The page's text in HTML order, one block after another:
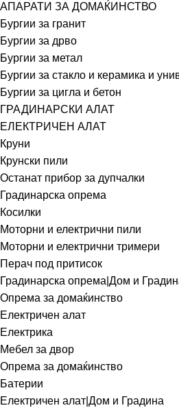
АПАРАТИ ЗА ДОМАЌИНСТВО
Бургии за гранит
Бургии за дрво
Бургии за метал
Бургии за стакло и керамика и
Бургии за цигла и бетон
ГРАДИНАРСКИ АЛАТ
ЕЛЕКТРИЧЕН АЛАТ
Круни
Крунски пили
Останат прибор за дупчалки
Градинарска опрема
Косилки
Моторни и електрични пили
Моторни и електрични тримери
Перач под притисок
Градинарска опрема|Дом и
Опрема за домаќинство
Електричен алат
Електрика
Мебел за двор
Опрема за домаќинство
Батерии
Електричен алат|Дом и Градина